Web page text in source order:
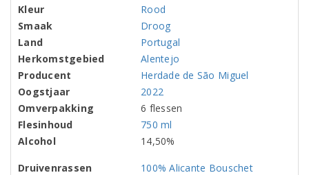
Kleur
Rood
Smaak
Droog
Land
Portugal
Herkomstgebied
Alentejo
Producent
Herdade de São Miguel
Oogstjaar
2022
Omverpakking
6 flessen
Flesinhoud
750 ml
Alcohol
14,50%
Druivenrassen
100% Alicante Bouschet